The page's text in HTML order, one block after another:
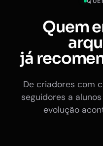
Quem
já
De criadores com
seguidores a
evolução